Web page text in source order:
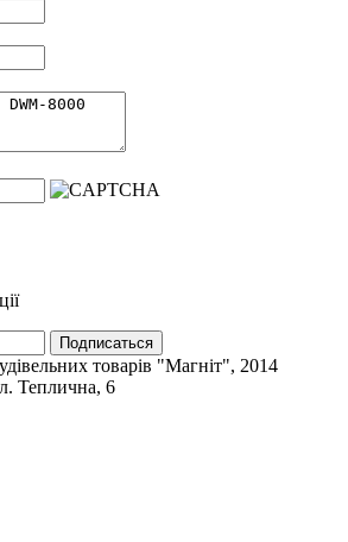
Подписаться
товарів "Магніт", 2014
Теплична, 6